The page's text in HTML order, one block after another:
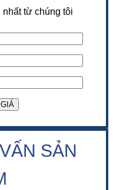
từ chúng tôi
SẢN